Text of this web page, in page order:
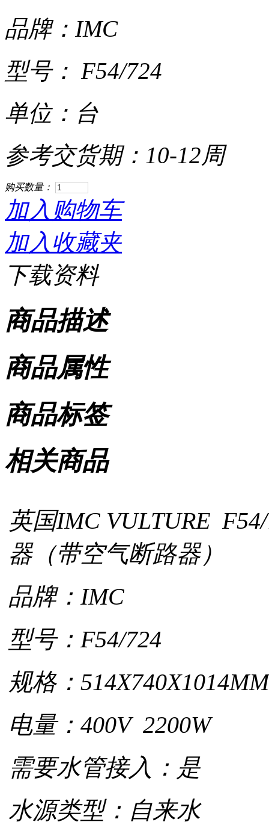
品牌：IMC
型号： F54/724
单位：台
参考交货期：10-12周
购买数量：
加入购物车
加入收藏夹
下载资料
商品描述
商品属性
商品标签
相关商品
英国IMC VULTURE
器（带空气断路器）
品牌：IMC
型号：F54/724
规格：514X740X1014MM
电量：400V 2200W
需要水管接入：是
水源类型：自来水